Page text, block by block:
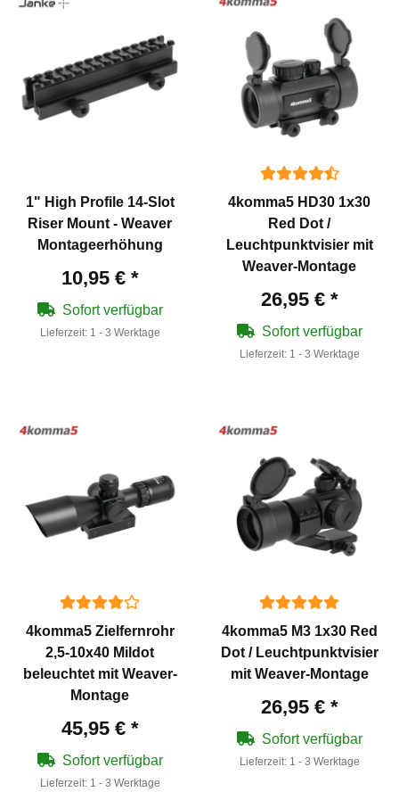
1" High Profile 14-Slot
Riser Mount - Weaver
Montageerhöhung
10,95 € *
Sofort verfügbar
Lieferzeit: 1 - 3 Werktage
4komma5 HD30 1x30
Red Dot /
Leuchtpunktvisier mit
Weaver-Montage
26,95 € *
Sofort verfügbar
Lieferzeit: 1 - 3 Werktage
4komma5 Zielfernrohr
2,5-10x40 Mildot
beleuchtet mit Weaver-
Montage
45,95 € *
Sofort verfügbar
Lieferzeit: 1 - 3 Werktage
4komma5 M3 1x30 Red
Dot / Leuchtpunktvisier
mit Weaver-Montage
26,95 € *
Sofort verfügbar
Lieferzeit: 1 - 3 Werktage